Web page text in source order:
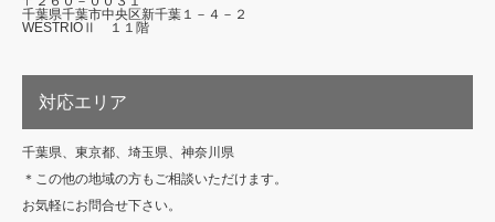
千葉県千葉市中央区新千葉１－４－２
WESTRIOⅡ １１階
対応エリア
千葉県、東京都、埼玉県、神奈川県
＊この他の地域の方もご相談いただけます。
お気軽にお問合せ下さい。